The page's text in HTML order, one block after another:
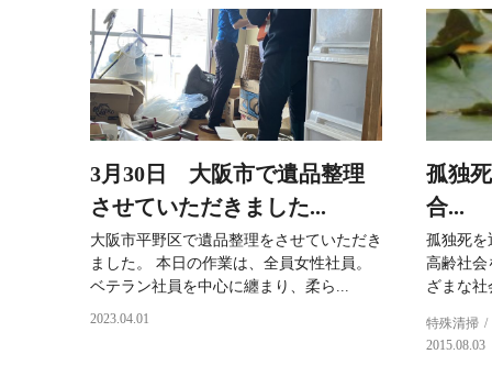
3月30日 大阪市で遺品整理
させていただきました...
大阪市平野区で遺品整理をさせていただき
ました。 本日の作業は、全員女性社員。
ベテラン社員を中心に纏まり、柔ら...
2023.04.01
孤独
合...
孤独死を
高齢社会
ざまな
特殊清掃
2015.08.03